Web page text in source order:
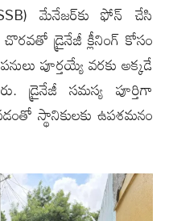
మేనేజర్‌కు ఫోన్ చేసి
డ్రైనేజీ క్లీనింగ్ కోసం
పూర్తయ్యే వరకు అక్కడే
డ్రైనేజీ సమస్య పూర్తిగా
స్థానికులకు ఉపశమనం